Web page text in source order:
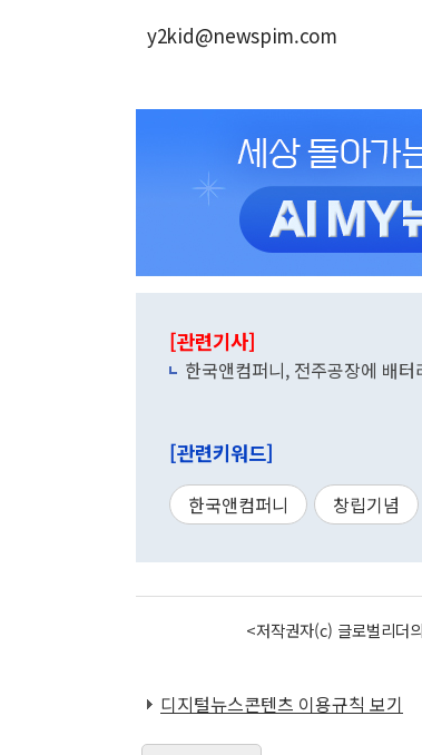
y2kid@newspim.com
[관련기사]
한국앤컴퍼니, 전주공장에 배
[관련키워드]
한국앤컴퍼니 창립기념
<저작권자(c) 글로벌리더
디지털뉴스콘텐츠 이용규칙 보기